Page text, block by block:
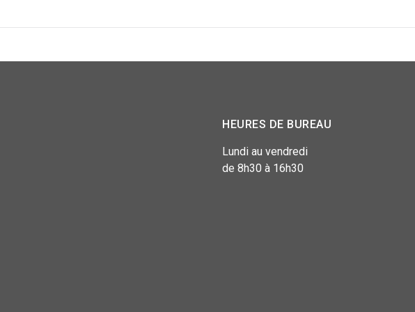
HEURES DE BUREAU
Lundi au vendredi
de 8h30 à 16h30